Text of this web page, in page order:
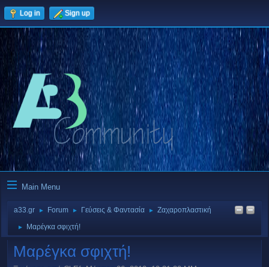
Log in Sign up
Main Menu
a33.gr ► Forum ► Γεύσεις & Φαντασία ► Ζαχαροπλαστική
► Μαρέγκα σφιχτή!
Μαρέγκα σφιχτή!